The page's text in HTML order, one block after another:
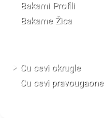
Bakarni Profili
Bakarne Žica
Cu cevi okrugle
Cu cevi pravougaone